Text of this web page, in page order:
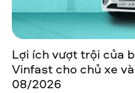
Lợi ích vượt trội của
Vinfast cho chủ xe
08/2026